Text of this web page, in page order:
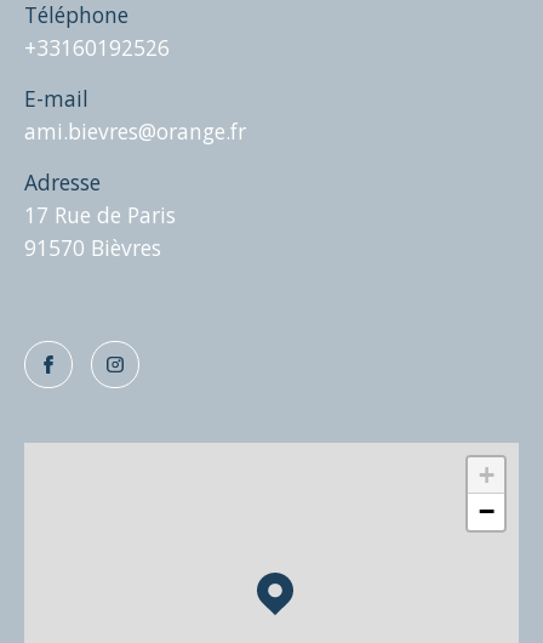
Téléphone
+33160192526
E-mail
ami.bievres@orange.fr
Adresse
17 Rue de Paris
91570 Bièvres
+
−